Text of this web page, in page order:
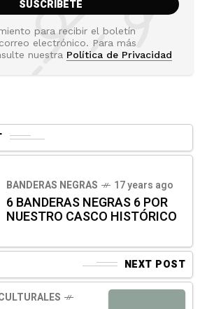
para recibir el boletín
electrónico. Para más
nuestra Política de Privacidad
BANDERAS NEGRAS 17 years ago
6 BANDERAS NEGRAS 6 POR
NUESTRO CASCO HISTÓRICO
NEXT POST